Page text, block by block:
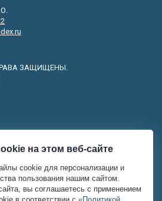
ЗАЩИЩЕНЫ.
на этом веб-сайте
cookie для персонализации и
пользования нашим сайтом.
вы соглашаетесь с применением